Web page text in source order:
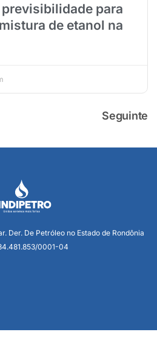
para
de etanol na
Seguinte
Der. De Petróleo no Estado de Rondônia
0001-04